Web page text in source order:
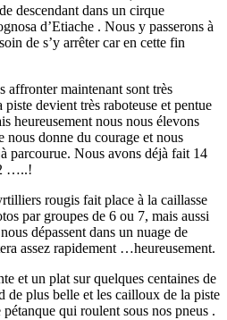
descendant dans un cirque
d’Etiache . Nous y passerons à
de s’y arrêter car en cette fin
affronter maintenant sont très
devient très raboteuse et pentue
heureusement nous nous élevons
nous donne du courage et nous
parcourue. Nous avons déjà fait 14
…..!
rougis fait place à la caillasse
par groupes de 6 ou 7, mais aussi
dépassent dans un nuage de
assez rapidement …heureusement.
et un plat sur quelques centaines de
de plus belle et les cailloux de la piste
qui roulent sous nos pneus .